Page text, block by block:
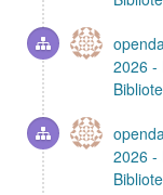
2026 -
2026 -